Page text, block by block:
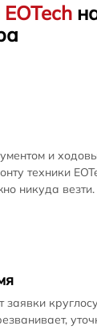
EOTech
и
техники
никуда везти.